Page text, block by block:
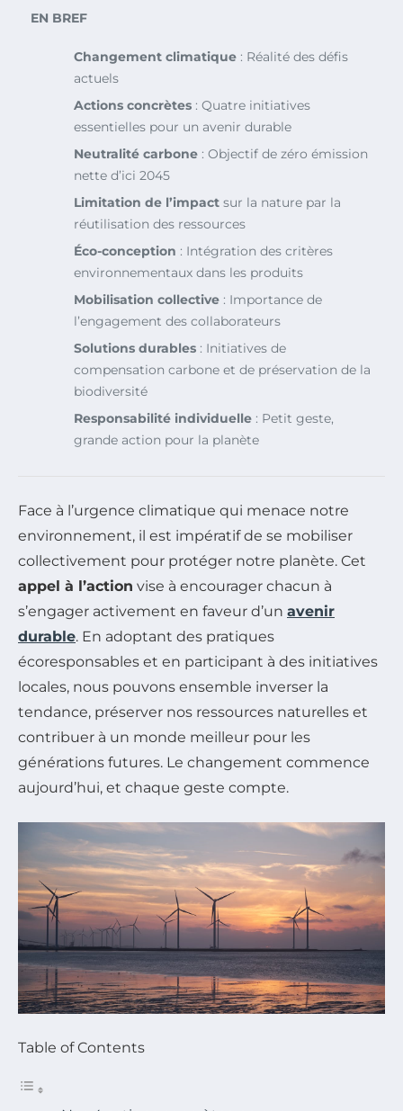
EN BREF
Changement climatique : Réalité des défis
actuels
Actions concrètes : Quatre initiatives
essentielles pour un avenir durable
Neutralité carbone : Objectif de zéro émission
nette d’ici 2045
Limitation de l’impact sur la nature par la
réutilisation des ressources
Éco-conception : Intégration des critères
environnementaux dans les produits
Mobilisation collective : Importance de
l’engagement des collaborateurs
Solutions durables : Initiatives de
compensation carbone et de préservation de la
biodiversité
Responsabilité individuelle : Petit geste,
grande action pour la planète
Face à l’urgence climatique qui menace notre
environnement, il est impératif de se mobiliser
collectivement pour protéger notre planète. Cet
appel à l’action vise à encourager chacun à
s’engager activement en faveur d’un avenir
durable. En adoptant des pratiques
écoresponsables et en participant à des initiatives
locales, nous pouvons ensemble inverser la
tendance, préserver nos ressources naturelles et
contribuer à un monde meilleur pour les
générations futures. Le changement commence
aujourd’hui, et chaque geste compte.
Table of Contents